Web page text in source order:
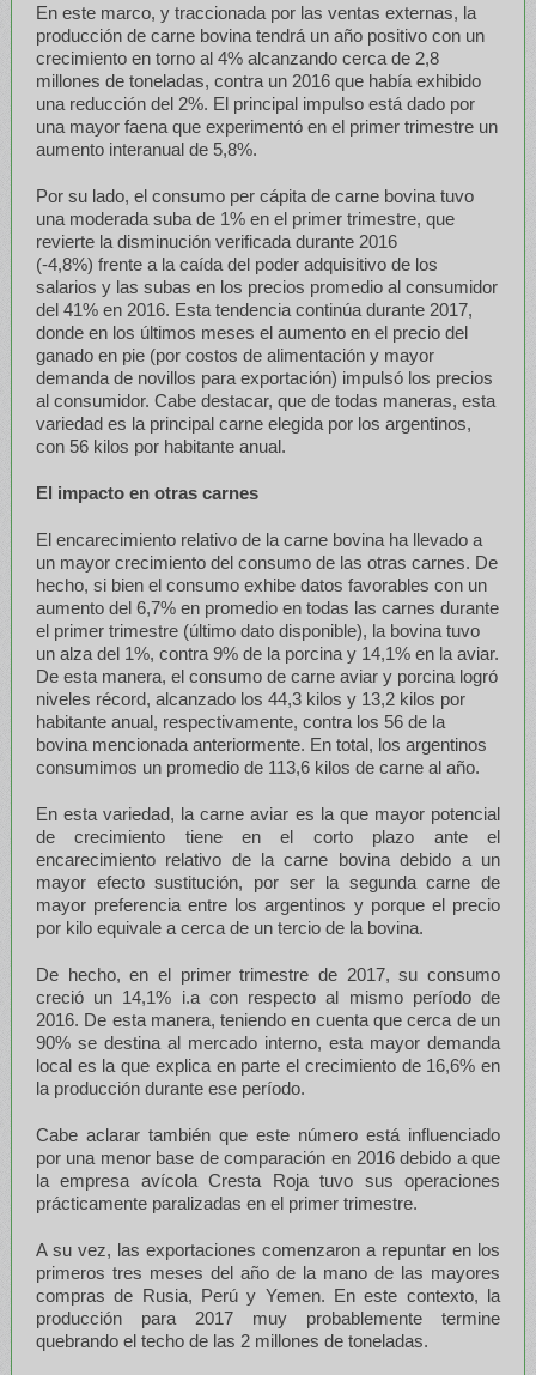
En este marco, y traccionada por las ventas externas, la
producción de carne bovina tendrá un año positivo con un
crecimiento en torno al 4% alcanzando cerca de 2,8
millones de toneladas, contra un 2016 que había exhibido
una reducción del 2%. El principal impulso está dado por
una mayor faena que experimentó en el primer trimestre un
aumento interanual de 5,8%.
Por su lado, el consumo per cápita de carne bovina tuvo
una moderada suba de 1% en el primer trimestre, que
revierte la disminución verificada durante 2016
(-4,8%) frente a la caída del poder adquisitivo de los
salarios y las subas en los precios promedio al consumidor
del 41% en 2016. Esta tendencia continúa durante 2017,
donde en los últimos meses el aumento en el precio del
ganado en pie (por costos de alimentación y mayor
demanda de novillos para exportación) impulsó los precios
al consumidor. Cabe destacar, que de todas maneras, esta
variedad es la principal carne elegida por los argentinos,
con 56 kilos por habitante anual.
El impacto en otras carnes
El encarecimiento relativo de la carne bovina ha llevado a
un mayor crecimiento del consumo de las otras carnes. De
hecho, si bien el consumo exhibe datos favorables con un
aumento del 6,7% en promedio en todas las carnes durante
el primer trimestre (último dato disponible), la bovina tuvo
un alza del 1%, contra 9% de la porcina y 14,1% en la aviar.
De esta manera, el consumo de carne aviar y porcina logró
niveles récord, alcanzado los 44,3 kilos y 13,2 kilos por
habitante anual, respectivamente, contra los 56 de la
bovina mencionada anteriormente. En total, los argentinos
consumimos un promedio de 113,6 kilos de carne al año.
En esta variedad, la carne aviar es la que mayor potencial
de crecimiento tiene en el corto plazo ante el
encarecimiento relativo de la carne bovina debido a un
mayor efecto sustitución, por ser la segunda carne de
mayor preferencia entre los argentinos y porque el precio
por kilo equivale a cerca de un tercio de la bovina.
De hecho, en el primer trimestre de 2017, su consumo
creció un 14,1% i.a con respecto al mismo período de
2016. De esta manera, teniendo en cuenta que cerca de un
90% se destina al mercado interno, esta mayor demanda
local es la que explica en parte el crecimiento de 16,6% en
la producción durante ese período.
Cabe aclarar también que este número está influenciado
por una menor base de comparación en 2016 debido a que
la empresa avícola Cresta Roja tuvo sus operaciones
prácticamente paralizadas en el primer trimestre.
A su vez, las exportaciones comenzaron a repuntar en los
primeros tres meses del año de la mano de las mayores
compras de Rusia, Perú y Yemen. En este contexto, la
producción para 2017 muy probablemente termine
quebrando el techo de las 2 millones de toneladas.